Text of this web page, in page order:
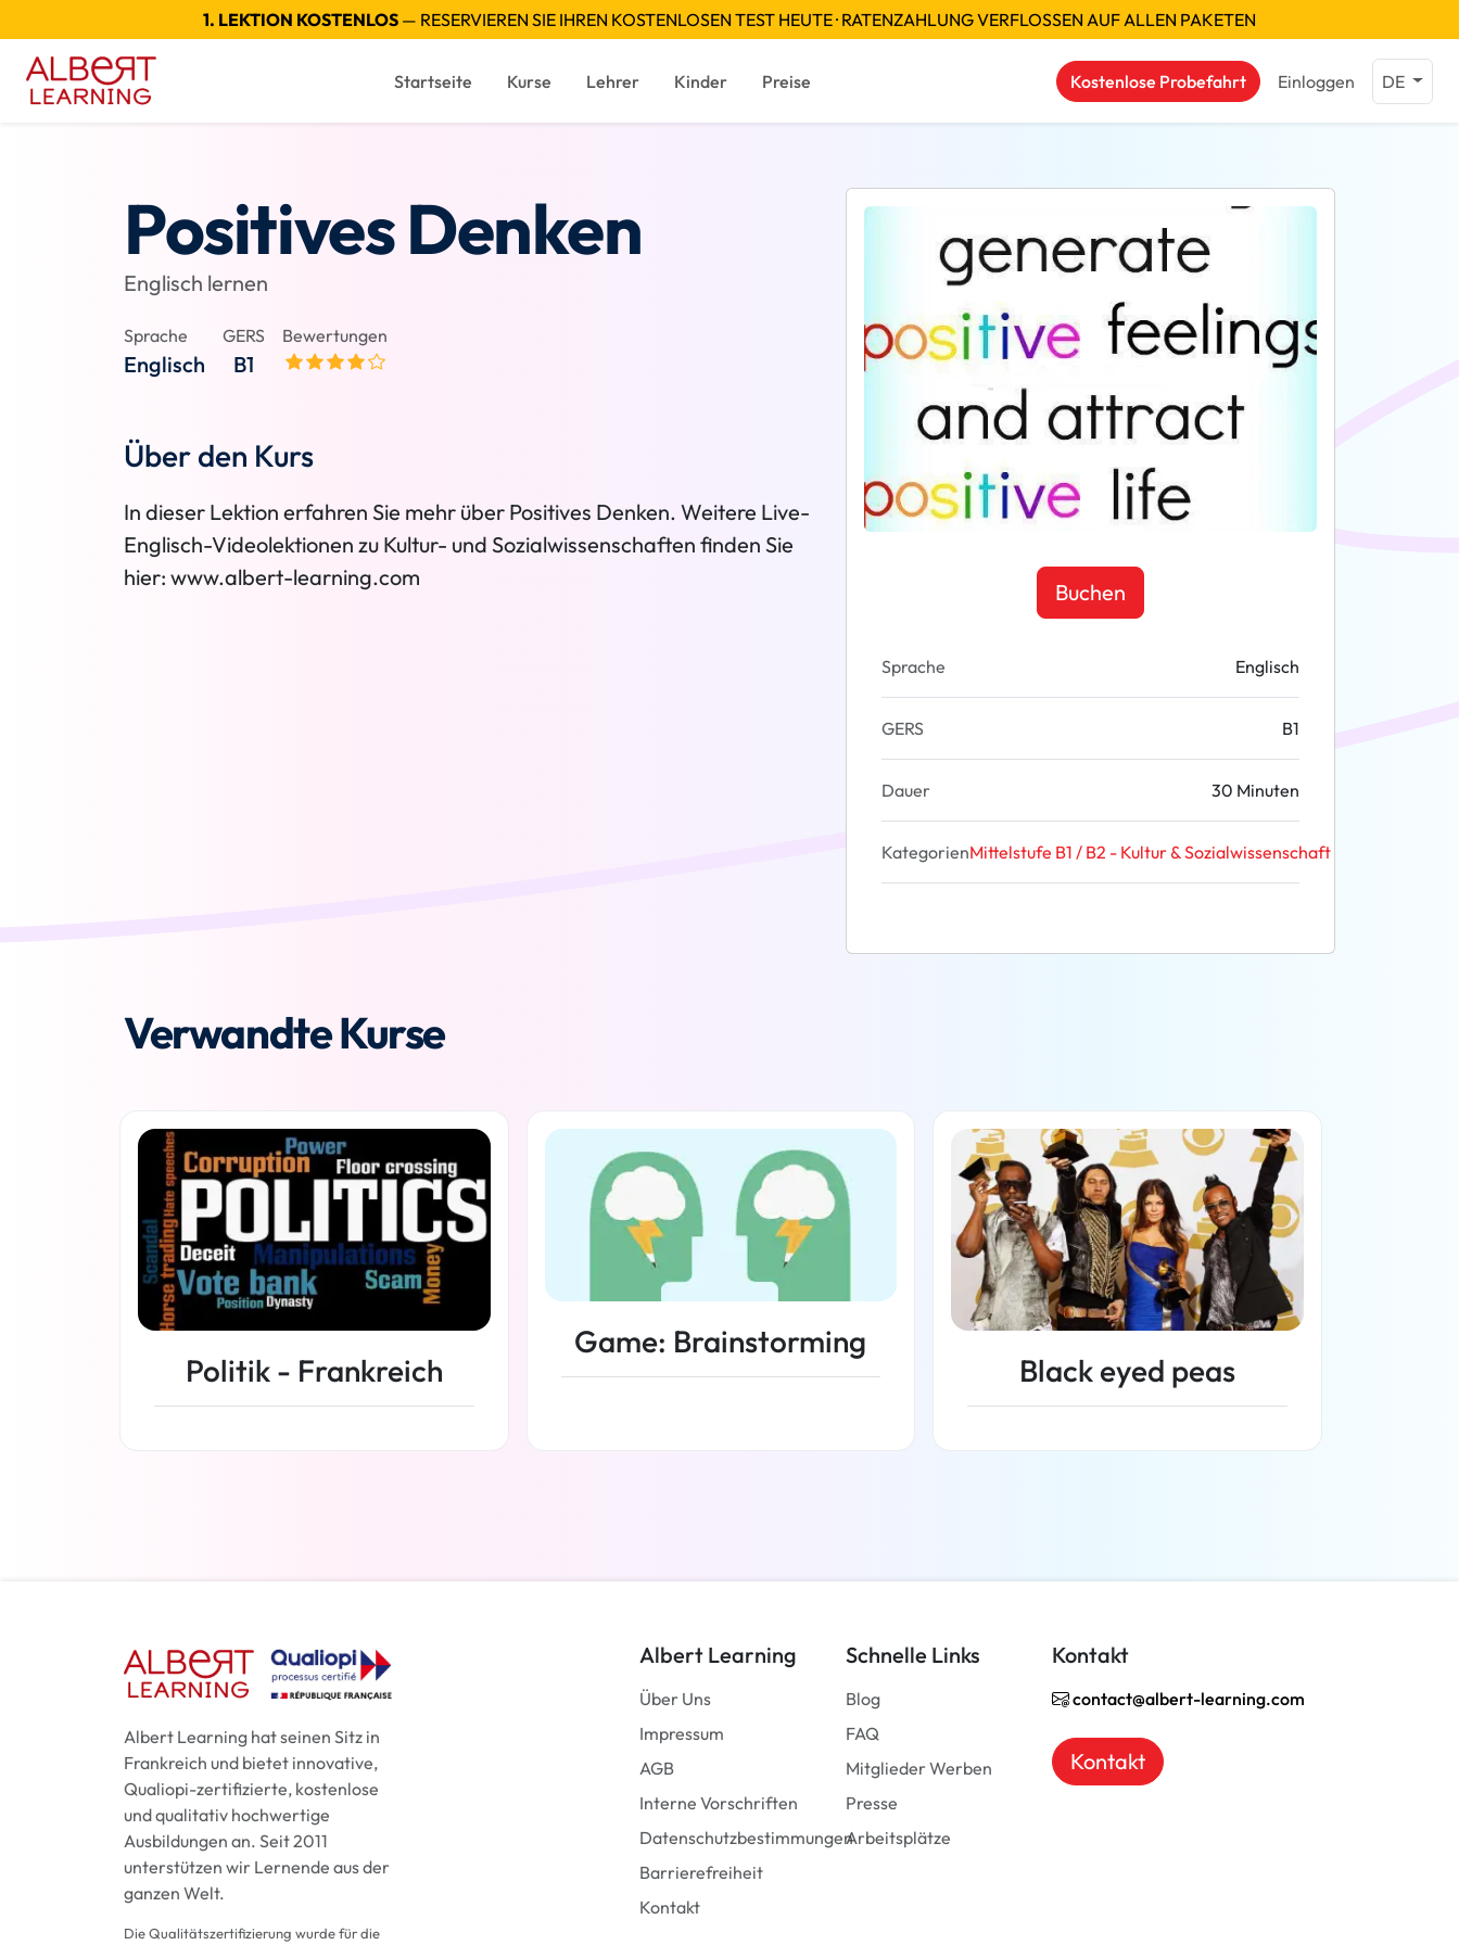
1. LEKTION KOSTENLOS — RESERVIEREN SIE IHREN KOSTENLOSEN TEST HEUTE · RATENZAHLUNG VERFLOSSEN AUF ALLEN PAKETEN
Startseite Kurse Lehrer Kinder Preise Kostenlose Probefahrt Einloggen DE
Positives Denken
Englisch lernen
Sprache
Englisch
GERS
B1
Bewertungen
Über den Kurs
In dieser Lektion erfahren Sie mehr über Positives Denken. Weitere Live-
Englisch-Videolektionen zu Kultur- und Sozialwissenschaften finden Sie
hier: www.albert-learning.com
Buchen
Sprache Englisch
GERS B1
Dauer 30 Minuten
KategorienMittelstufe B1 / B2 - Kultur & Sozialwissenschaft
Verwandte Kurse
Politik - Frankreich
Game: Brainstorming
Black eyed peas
Albert Learning hat seinen Sitz in
Frankreich und bietet innovative,
Qualiopi-zertifizierte, kostenlose
und qualitativ hochwertige
Ausbildungen an. Seit 2011
unterstützen wir Lernende aus der
ganzen Welt.
Die Qualitätszertifizierung wurde für die
Albert Learning
Über Uns
Impressum
AGB
Interne Vorschriften
Datenschutzbestimmungen
Barrierefreiheit
Kontakt
Schnelle Links
Blog
FAQ
Mitglieder Werben
Presse
Arbeitsplätze
Kontakt
contact@albert-learning.com
Kontakt